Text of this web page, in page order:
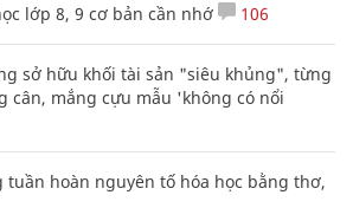
lớp 8, 9 cơ bản cần nhớ 106
sở hữu khối tài sản "siêu khủng", từng
cân, mắng cựu mẫu 'không có nổi
tuần hoàn nguyên tố hóa học bằng thơ,